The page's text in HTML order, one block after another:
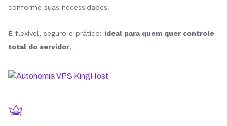
conforme suas necessidades.
É flexível, seguro e prático: ideal para quem quer controle
total do servidor.